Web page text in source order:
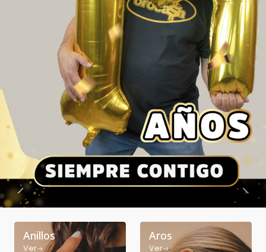
Anillos
Ver
Aros
Ver